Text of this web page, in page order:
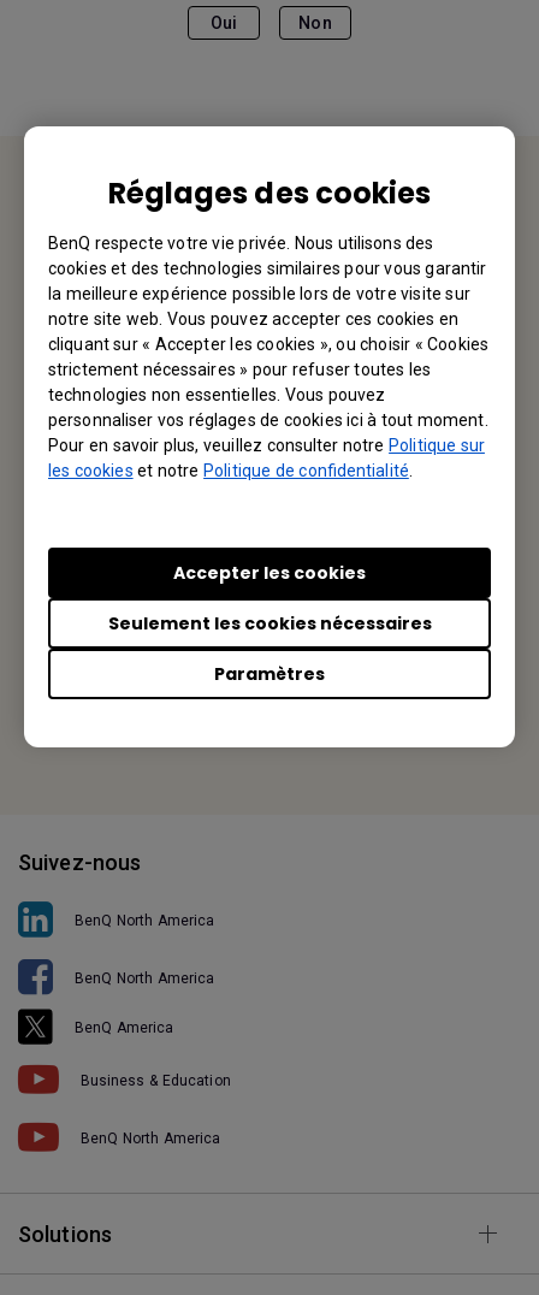
Réglages des cookies
BenQ respecte votre vie privée. Nous utilisons des
cookies et des technologies similaires pour vous garantir
la meilleure expérience possible lors de votre visite sur
notre site web. Vous pouvez accepter ces cookies en
cliquant sur « Accepter les cookies », ou choisir « Cookies
strictement nécessaires » pour refuser toutes les
technologies non essentielles. Vous pouvez
personnaliser vos réglages de cookies ici à tout moment.
Pour en savoir plus, veuillez consulter notrePolitique sur
les cookies et notrePolitique de confidentialité
Paramètres
Seulement les cookies nécessaires
Accepter les cookies
Oui Non
Service d'assistance
Nous aimerions avoir de vos nouvelles.
Contactez-nous
Votre BenQ
3200 Park Center Drive, Suite 150 Costa Mesa, CA 92626,
Tel: +1-714-559-4900
Suivez-nous
BenQ North America
BenQ North America
BenQ America
Business & Education
BenQ North America
Solutions